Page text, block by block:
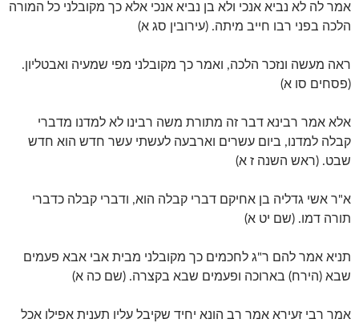
אמר לה לא נביא אנכי ולא בן נביא אנכי אלא כך מקובלני כל המורה
הלכה בפני רבו חייב מיתה. (עירובין סג א)
ראה מעשה ונזכר הלכה, ואמר כך מקובלני מפי שמעיה ואבטליון.
(פסחים סו א)
אלא אמר רבינא דבר זה מתורת משה רבינו לא למדנו מדברי
קבלה למדנו, ביום עשרים וארבעה לעשתי עשר חדש הוא חדש
שבט. (ראש השנה ז א)
א"ר אשי גדליה בן אחיקם דברי קבלה הוא, ודברי קבלה כדברי
תורה דמו. (שם יט א)
תניא אמר להם ר"ג לחכמים כך מקובלני מבית אבי אבא פעמים
שבא (הירח) בארוכה ופעמים שבא בקצרה. (שם כה א)
אמר רבי זעירא אמר רב הונא יחיד שקיבל עליו תענית אפילו אכל